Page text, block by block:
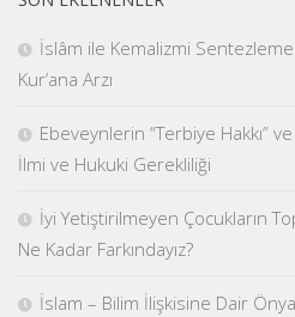
İslâm ile Kemalizmi
Kur’ana Arzı
Ebeveynlerin “Terbiye Hakkı”
İlmi ve Hukuki Gerekliliği
İyi Yetiştirilmeyen Çocukların
Ne Kadar Farkındayız?
İslam – Bilim İlişkisine Dair